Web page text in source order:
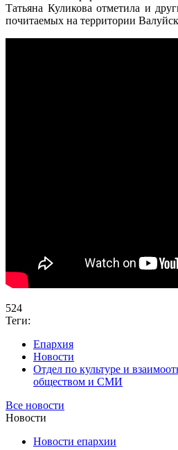
Татьяна Куликова отметила и
почитаемых на территории
524
Теги:
Епархия
Новости
Отдел по культуре и
обществом и СМИ
Все новости
Новости
Новости епархии